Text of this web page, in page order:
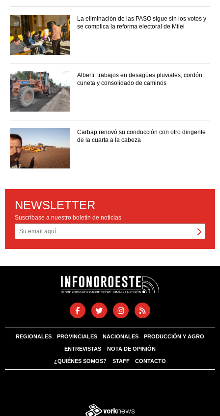
La eliminación de las PASO sigue sin los votos y
se complica la reforma electoral de Milei
Alberti: trabajos en desagües pluviales, cordón
cuneta y consolidado de caminos
Carbap renovó su conducción con otro dirigente
de la cuarta a la cabeza
NEWSLETTER
Suscríbase a nuestro boletín de noticias
REGIONALES PROVINCIALES NACIONALES PRODUCCIÓN Y AGRO
ENTREVISTAS NOTA DE OPINIÓN
¿QUIÉNES SOMOS? STAFF CONTACTO